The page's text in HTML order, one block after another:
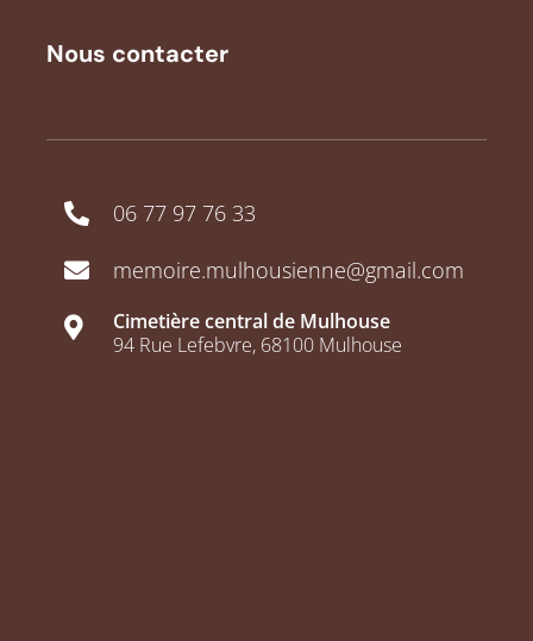
Nous contacter
06 77 97 76 33
memoire.mulhousienne@gmail.com
Cimetière central de Mulhouse
94 Rue Lefebvre, 68100 Mulhouse